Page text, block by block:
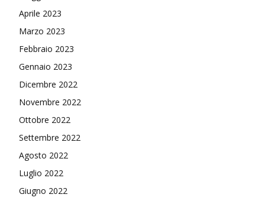
Aprile 2023
Marzo 2023
Febbraio 2023
Gennaio 2023
Dicembre 2022
Novembre 2022
Ottobre 2022
Settembre 2022
Agosto 2022
Luglio 2022
Giugno 2022